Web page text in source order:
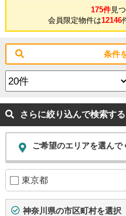
175件見
会員限定物件は12146
条件
さらに絞り込んで検索する
ご希望のエリアを選んで
東京都
神奈川県の市区町村を選択